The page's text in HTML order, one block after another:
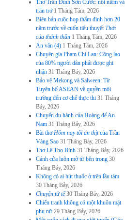
Thơ Trần Đình Sơn Cước: nỗi niềm và
trăn trở 1 Tháng Tám, 2026
Biên bản cuộc họp thẩm định hơn 20
năm trước về cuốn tiểu thuyếtThời
của thánh thần 1 Tháng Tám, 2026
Án văn (4) 1 Tháng Tám, 2026
Chuyên gia Phạm Chi Lan: Công lao
của 80% người dân phải được ghi
nhận 31 Tháng Bảy, 2026
Bảo vệ Mekong và Salween: Từ
Tuyên bố ASEAN về quyền môi
trường đến cơ chế thực thi 31 Tháng
Bảy, 2026
Chuyến du hành của Hoàng đế An
Nam 31 Tháng Bảy, 2026
Bài thơHôm nay tôi ăn thịtcủa Trần
Vàng Sao 31 Tháng Bảy, 2026
Thơ Lê Thọ Bình 31 Tháng Bảy, 2026
Cánh cửa luôn mở từ bên trong 30
Tháng Bảy, 2026
Không có ai hút thuốc ở trên lầu tám
30 Tháng Bảy, 2026
Chuyện tử tế 30 Tháng Bảy, 2026
Chiến tranh không có một khuôn mặt
phụ nữ 29 Tháng Bảy, 2026